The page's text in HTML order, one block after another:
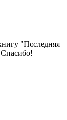
"Последняя